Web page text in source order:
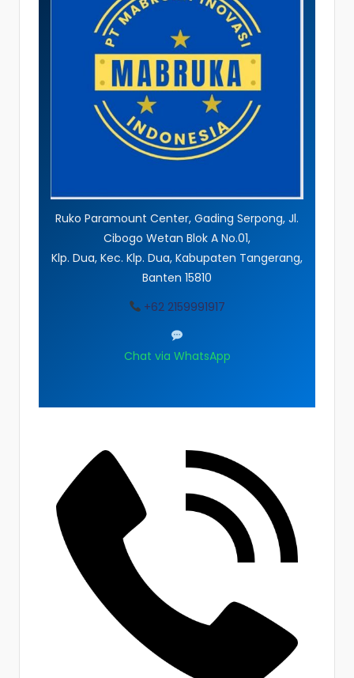
Ruko Paramount Center, Gading Serpong, Jl.
Cibogo Wetan Blok A No.01,
Klp. Dua, Kec. Klp. Dua, Kabupaten Tangerang,
Banten 15810
+62 2159991917
Chat via WhatsApp